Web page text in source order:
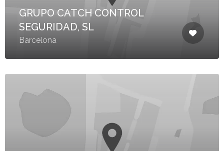
GRUPO CATCH CONTROL
SEGURIDAD, SL
Barcelona